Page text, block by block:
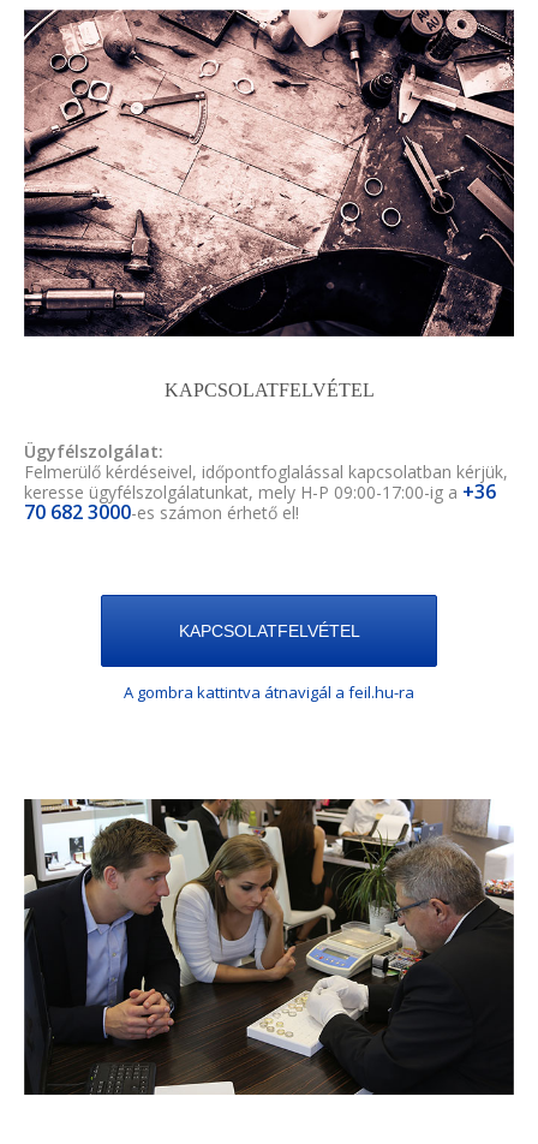
KAPCSOLATFELVÉTEL
Ügyfélszolgálat:
Felmerülő kérdéseivel, időpontfoglalással kapcsolatban kérjük,
keresse ügyfélszolgálatunkat, mely H-P 09:00-17:00-ig a +36
70 682 3000-es számon érhető el!
KAPCSOLATFELVÉTEL
A gombra kattintva átnavigál a feil.hu-ra